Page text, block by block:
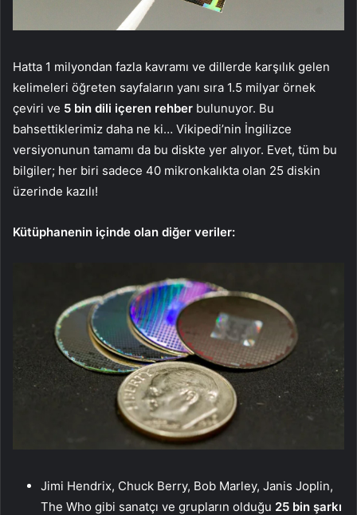
Hatta 1 milyondan fazla kavramı ve dillerde karşılık gelen
kelimeleri öğreten sayfaların yanı sıra 1.5 milyar örnek
çeviri ve 5 bin dili içeren rehber bulunuyor. Bu
bahsettiklerimiz daha ne ki… Vikipedi’nin İngilizce
versiyonunun tamamı da bu diskte yer alıyor. Evet, tüm bu
bilgiler; her biri sadece 40 mikronkalıkta olan 25 diskin
üzerinde kazılı!
Kütüphanenin içinde olan diğer veriler:
Jimi Hendrix, Chuck Berry, Bob Marley, Janis Joplin,
The Who gibi sanatçı ve grupların olduğu 25 bin şarkı